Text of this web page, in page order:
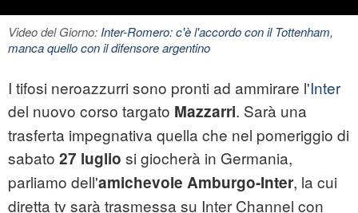
Video del Giorno: Inter-Romero: c'è l'accordo con il Tottenham,
manca quello con il difensore argentino
I tifosi neroazzurri sono pronti ad ammirare l'Inter
del nuovo corso targato Mazzarri. Sarà una
trasferta impegnativa quella che nel pomeriggio di
sabato 27 luglio si giocherà in Germania,
parliamo dell'amichevole Amburgo-Inter, la cui
diretta tv sarà trasmessa su Inter Channel con